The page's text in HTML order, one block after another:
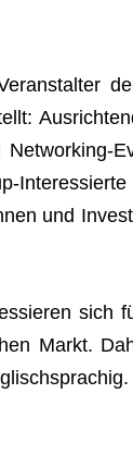
und
sich
Markt.